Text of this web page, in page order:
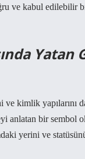
ve kabul edilebilir
Yatan
kimlik yapılarını
anlatan bir sembol
yerini ve